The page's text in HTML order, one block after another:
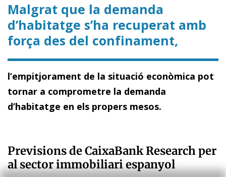
Malgrat que la demanda
d’habitatge s’ha recuperat amb
força des del confinament,
l’empitjorament de la situació econòmica pot
tornar a comprometre la demanda
d’habitatge en els propers mesos.
Previsions de CaixaBank Research per
al sector immobiliari espanyol